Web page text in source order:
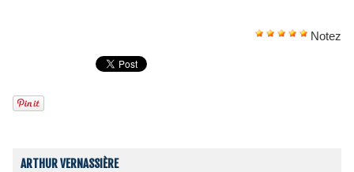
Notez
ARTHUR VERNASSIÈRE